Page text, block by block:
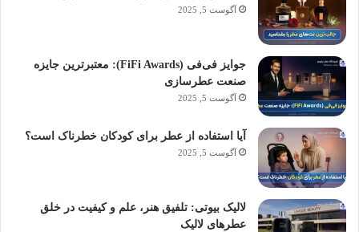
آگوست 5, 2025
جوایز فی‌فی (FiFi Awards): معتبرترین جایزه
صنعت عطرسازی
آگوست 5, 2025
آیا استفاده از عطر برای کودکان خطرناک است؟
آگوست 5, 2025
لالیک بیوتی: تلفیق هنر، علم و کیفیت در خلق
عطرهای لالیک